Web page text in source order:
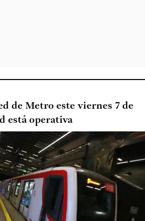
de Metro este viernes 7 de
está operativa